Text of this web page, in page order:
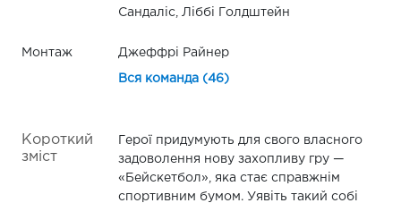
Сандаліс, Ліббі Голдштейн
Монтаж Джеффрі Райнер
Вся команда (46)
Короткий
зміст
Герої придумують для свого власного
задоволення нову захопливу гру —
«Бейскетбол», яка стає справжнім
спортивним бумом. Уявіть такий собі